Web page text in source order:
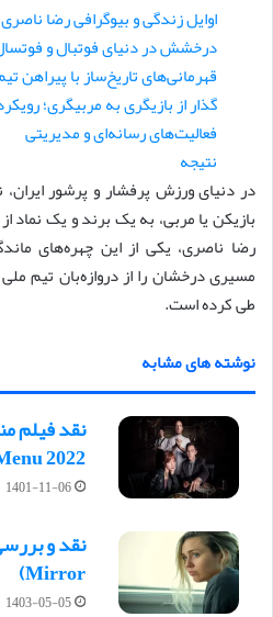
ی
م
ی
ل
اوایل زندگی و بیوگرافی رضا ناصری
درخشش در دنیای فوتبال و
قهرمانی‌های تاریخ‌ساز با پیراهن
گذار از بازیگری به مربیگری؛
فعالیت‌های رسانه‌ای و مدیریتی
نتیجه
در دنیای ورزش پرفشار و پرشور
بازیکن یا مربی، به یک برند و یک
رضا ناصری، یکی از این چهره‌های
مسیری درخشان را از دروازه‌بان تیم
طی کرده است.
نوشته های مشابه
2022
1401-11-06
Mirror)
1403-05-05